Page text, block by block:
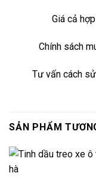
Giá cả
Chính sách
Tư vấn cách
SẢN PHẨM